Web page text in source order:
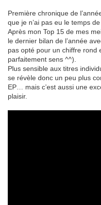
Première chronique de
que je n’ai pas eu le temps
Après mon Top 15 de mes
le dernier bilan de l’année
pas opté pour un chiffre rond
parfaitement sens ^^).
Plus sensible aux titres
se révèle donc un peu plus
EP… mais c’est aussi une
plaisir.